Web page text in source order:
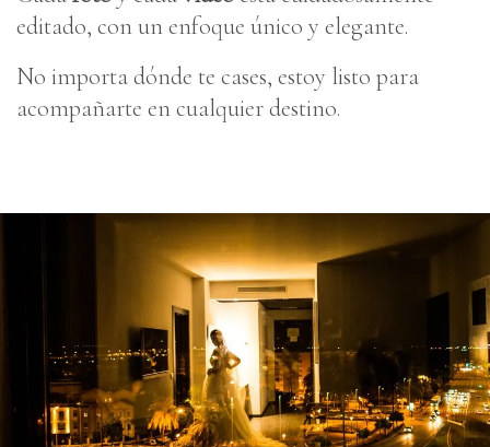
editado, con un enfoque único y elegante.
No importa dónde te cases, estoy listo para
acompañarte en cualquier destino.